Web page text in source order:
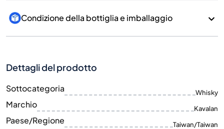
Condizione della bottiglia e imballaggio
Dettagli del prodotto
Sottocategoria Whisky
Marchio Kavalan
Paese/Regione Taiwan/Taiwan